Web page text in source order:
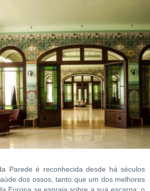
Parede é reconhecida desde há séculos
dos ossos, tanto que um dos melhores